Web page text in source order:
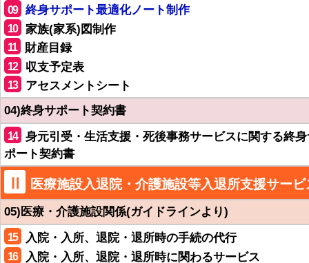
09 終身サポート最適化ノート制作
10 家族(家系)図制作
11 財産目録
12 収支予定表
13
アセスメントシート
04)終身サポート契約書
14
身元引受・生活支援・死後事務サービスに関する終
ポート契約書
Ⅱ 医療施設入退院・介護施設等入退所支援サービ
05)医療・介護施設関係(ガイドラインより)
15 入院・入所、退院・退所時の手続の代行
16 入院・入所、退院・退所時に関わるサービス